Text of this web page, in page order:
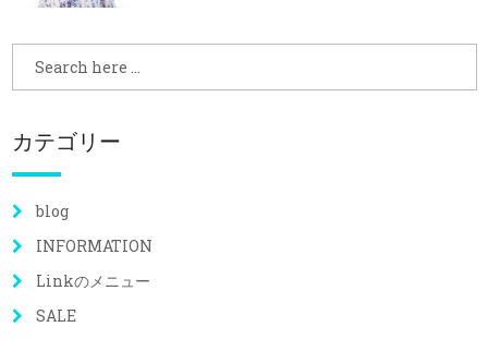
カテゴリー
blog
INFORMATION
Linkのメニュー
SALE